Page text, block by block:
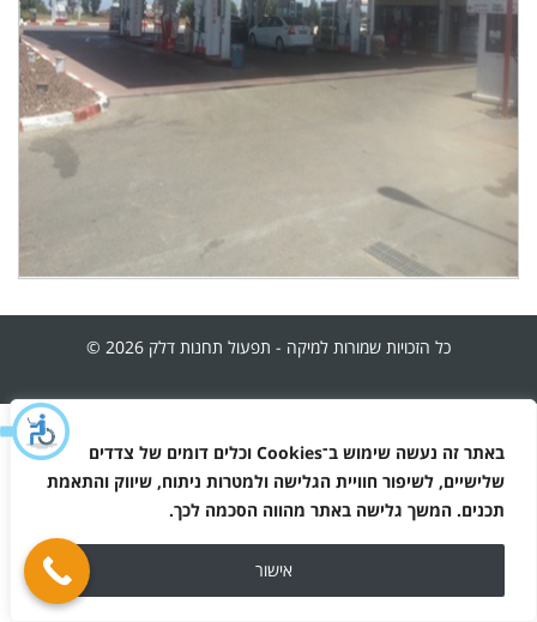
באתר זה נעשה שימוש ב־Cookies וכלים דומים של צדדים
שלישיים, לשיפור חוויית הגלישה ולמטרות ניתוח, שיווק והתאמת
תכנים. המשך גלישה באתר מהווה הסכמה לכך.
אישור
כל הזכויות שמורות למיקה - תפעול תחנות דלק 2026 ©
מדיניות הפרטיות